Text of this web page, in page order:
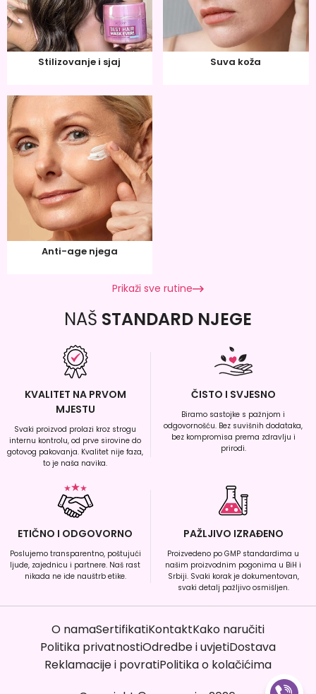
Stilizovanje i sjaj Suva koža
Anti-age njega
Prikaži sve rutine
NAŠ STANDARD NJEGE
KVALITET NA PRVOM
MJESTU
Svaki proizvod prolazi kroz strogu
internu kontrolu, od prve sirovine do
gotovog pakovanja. Kvalitet nije faza,
to je naša navika.
ČISTO I SVJESNO
Biramo sastojke s pažnjom i
odgovornošću. Bez suvišnih dodataka,
bez kompromisa prema zdravlju i
prirodi.
ETIČNO I ODGOVORNO
Poslujemo transparentno, poštujući
ljude, zajednicu i partnere. Naš rast
nikada ne ide nauštrb etike.
PAŽLJIVO IZRAĐENO
Proizvedeno po GMP standardima u
našim proizvodnim pogonima u BiH i
Srbiji. Svaki korak je dokumentovan,
svaki detalj pažljivo osmišljen.
O namaSertifikatiKontaktKako naručiti
Politika privatnostiOdredbe i uvjetiDostava
Reklamacije i povratiPolitika o kolačićima